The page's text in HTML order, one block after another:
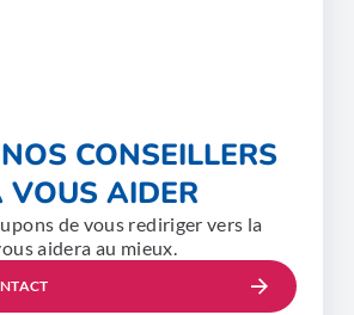
CONSEILLERS
VOUS AIDER
de vous rediriger vers la
aidera au mieux.